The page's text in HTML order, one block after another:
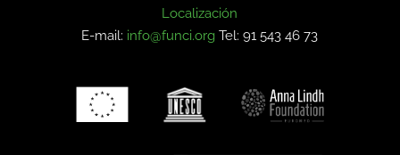
Localización
E-mail: info@funci.org Tel: 91 543 46 73